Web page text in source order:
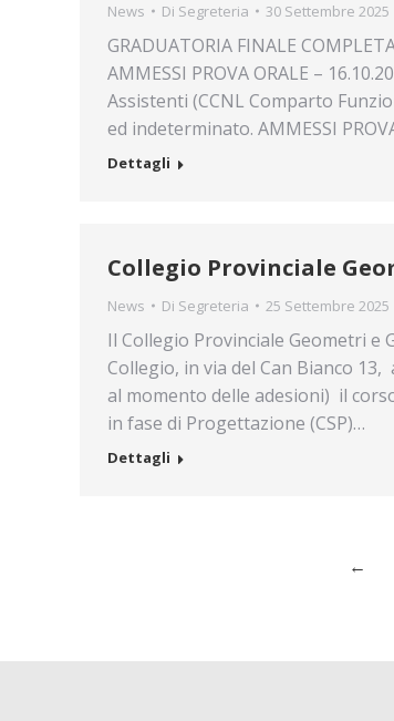
News Di Segreteria 30 Settembre 2025
GRADUATORIA FINALE
AMMESSI PROVA ORALE –
Assistenti (CCNL Comparto
ed indeterminato. AMMESSI
Dettagli
Collegio Provinciale
News Di Segreteria 25 Settembre 2025
Il Collegio Provinciale Geometri
Collegio, in via del Can Bianco
al momento delle adesioni) il
in fase di Progettazione (CSP)…
Dettagli
←